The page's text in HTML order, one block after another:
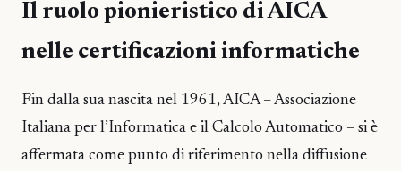
Il ruolo pionieristico di AICA
nelle certificazioni informatiche
Fin dalla sua nascita nel 1961, AICA – Associazione
Italiana per l’Informatica e il Calcolo Automatico – si è
affermata come punto di riferimento nella diffusione